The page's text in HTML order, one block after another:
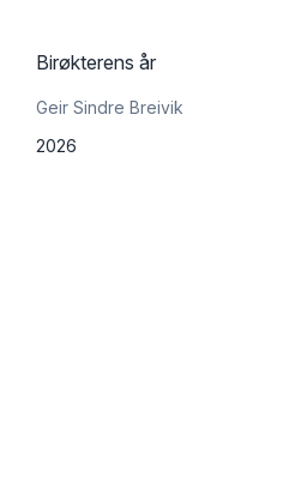
Birøkterens år
Geir Sindre Breivik
2026